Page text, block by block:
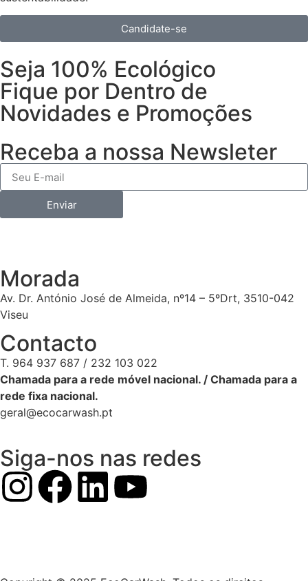
Candidate-se
Seja 100% Ecológico
Fique por Dentro de
Novidades e Promoções
Receba a nossa Newsleter
Enviar
Morada
Av. Dr. António José de Almeida, nº14 – 5ºDrt, 3510-042
Viseu
Contacto
T. 964 937 687 / 232 103 022
Chamada para a rede móvel nacional. / Chamada para a
rede fixa nacional.
geral@ecocarwash.pt
Siga-nos nas redes